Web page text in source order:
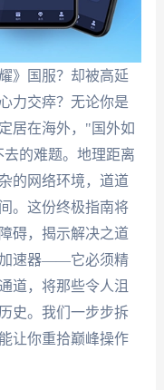
》国服？却被高延
力交瘁？无论你是
居在海外，"国外如
的难题。地理距离
的网络环境，道道
。这份终极指南将
碍，揭示解决之道
加速器——它必须精
道，将那些令人沮
史。我们一步步拆
让你重拾巅峰操作